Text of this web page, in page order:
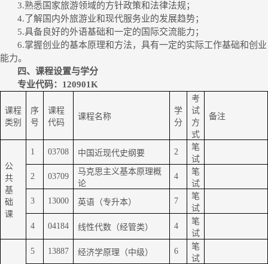
3.熟悉国家旅游领域的方针政策和法律法规；
4. 了解国内外旅游业和现代服务业的发展趋势；
5.具备良好的外语基础和一定的国际交流能力；
6.掌握创业的基本原理和方法，具有一定的实际工作基础和创业
能力。
四、课程设置与学分
专业代码： 120901K
课程
类别
序
号
课程
代码
课程名称
学
分
考
试
方
式
备注
公
共
基
础
课
1 03708 中国近现代史纲要 2
笔
试
2
03709
马克思主义基本原理概
论
4
笔
试
3
13000 英语（专升本） 7
笔
试
4
04184 线性代数（经管类） 4
笔
试
5 13887 经济学原理（中级） 6
笔
试